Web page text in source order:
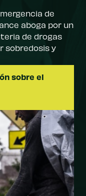
de
aboga por un
de drogas
sobredosis y
sobre el